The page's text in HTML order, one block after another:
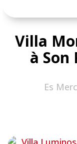
Villa
à Son
Es